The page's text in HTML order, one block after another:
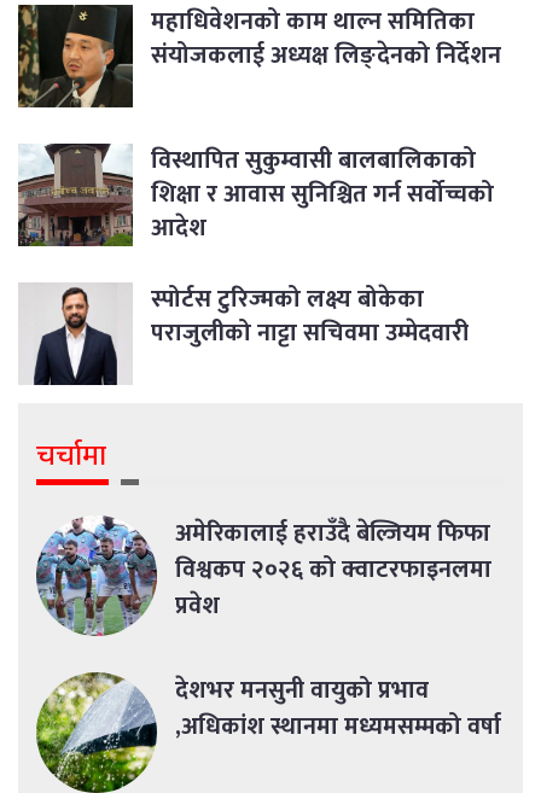
महाधिवेशनको काम थाल्न समितिका
संयोजकलाई अध्यक्ष लिङ्देनको निर्देशन
विस्थापित सुकुम्वासी बालबालिकाको
शिक्षा र आवास सुनिश्चित गर्न सर्वोच्चको
आदेश
स्पोर्टस टुरिज्मको लक्ष्य बोकेका
पराजुलीको नाट्टा सचिवमा उम्मेदवारी
चर्चामा
अमेरिकालाई हराउँदै बेल्जियम फिफा
विश्वकप २०२६ को क्वाटरफाइनलमा
प्रवेश
देशभर मनसुनी वायुको प्रभाव
,अधिकांश स्थानमा मध्यमसम्मको वर्षा